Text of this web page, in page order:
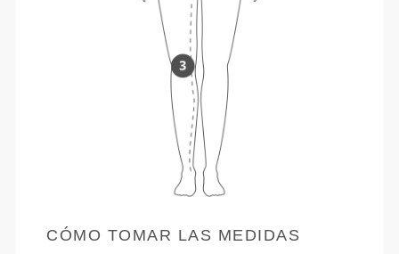
CÓMO TOMAR LAS MEDIDAS